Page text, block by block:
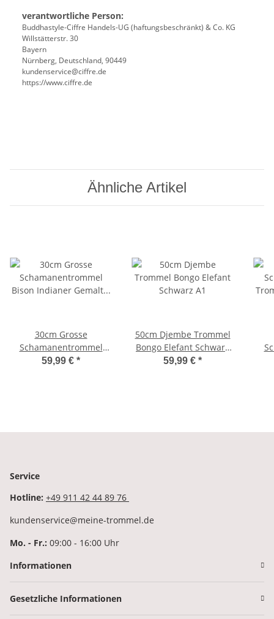
verantwortliche Person:
Buddhastyle-Ciffre Handels-UG (haftungsbeschränkt) & Co. KG
Willstätterstr. 30
Bayern
Nürnberg, Deutschland, 90449
kundenservice@ciffre.de
https://www.ciffre.de
Ähnliche Artikel
30cm Grosse
Schamanentrommel
Bison Indianer Gemalt
59,99 € *
50cm Djembe Trommel
Bongo Elefant Schwarz
A1
59,99 € *
Service
Hotline: +49 911 42 44 89 76
kundenservice@meine-trommel.de
Mo. - Fr.: 09:00 - 16:00 Uhr
Informationen
Gesetzliche Informationen